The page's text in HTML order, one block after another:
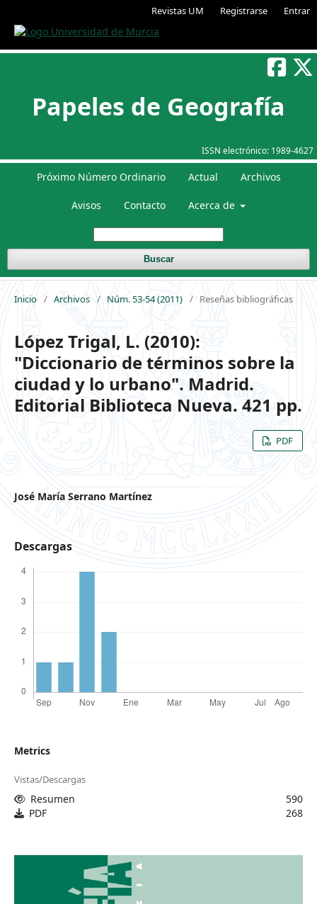
Revistas UM Registrarse Entrar
ISSN electrónico: 1989-4627
Papeles de Geografía
Próximo Número Ordinario Actual Archivos
Avisos Contacto Acerca de
Buscar
Inicio / Archivos / Núm. 53-54 (2011) / Reseñas bibliográficas
López Trigal, L. (2010):
"Diccionario de términos sobre la
ciudad y lo urbano". Madrid.
Editorial Biblioteca Nueva. 421 pp.
PDF
José María Serrano Martínez
Descargas
Metrics
Vistas/Descargas
Resumen
590
PDF
268